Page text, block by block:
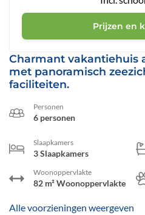
Charmant vakantiehuis
met panoramisch
faciliteiten.
Personen
6 personen
Slaapkamers
3 Slaapkamers
Woonoppervlakte
82 m² Woonoppervlakte
Alle voorzieningen weergeven
Prijzen en